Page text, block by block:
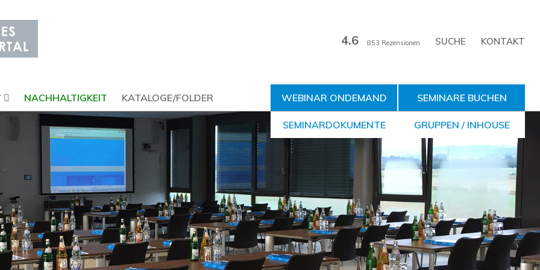
KONTAKT
4.6 853 Rezensionen
NACHHALTIGKEIT KATALOGE/FOLDER WEBINAR ONDEMAND
SEMINARDOKUMENTE
SEMINARE BUCHEN
GRUPPEN / INHOUSE